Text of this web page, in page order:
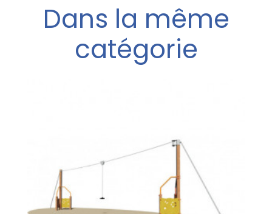
Dans la même
catégorie